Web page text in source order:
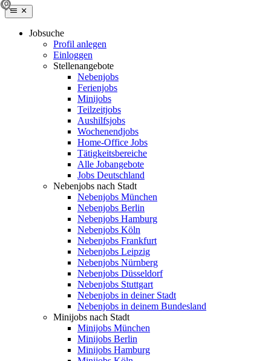
Jobsuche
Profil anlegen
Einloggen
Stellenangebote
Nebenjobs
Ferienjobs
Minijobs
Teilzeitjobs
Aushilfsjobs
Wochenendjobs
Home-Office Jobs
Tätigkeitsbereiche
Alle Jobangebote
Jobs Deutschland
Nebenjobs nach Stadt
Nebenjobs München
Nebenjobs Berlin
Nebenjobs Hamburg
Nebenjobs Köln
Nebenjobs Frankfurt
Nebenjobs Leipzig
Nebenjobs Nürnberg
Nebenjobs Düsseldorf
Nebenjobs Stuttgart
Nebenjobs in deiner Stadt
Nebenjobs in deinem Bundesland
Minijobs nach Stadt
Minijobs München
Minijobs Berlin
Minijobs Hamburg